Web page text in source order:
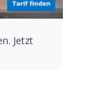
Jetzt